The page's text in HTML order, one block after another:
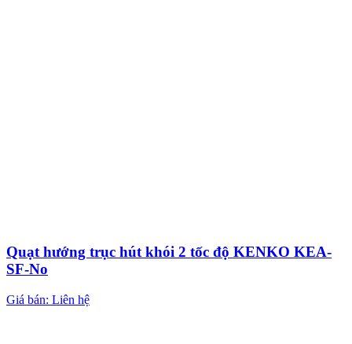
Quạt hướng trục hút khói 2 tốc độ KENKO KEA-
SF-No
Giá bán: Liên hệ